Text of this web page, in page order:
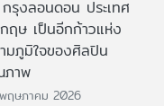
รุงลอนดอน ประเทศ
ฤษ เป็นอีกก้าวแห่ง
มภูมิใจของศิลปิน
าพ
ฤษภาคม 2026